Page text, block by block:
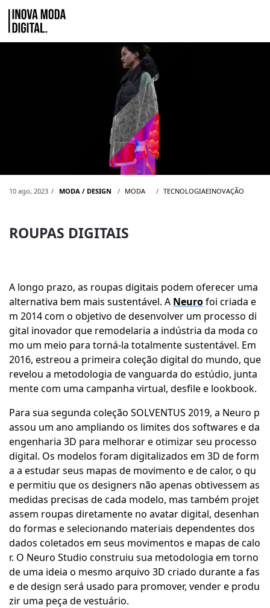
Pular para o Conteúdo principal
ROUPAS DIGITAIS
10 ago, 2023 MODA / DESIGN MODA TECNOLOGIAEINOVAÇÃO
ROUPAS DIGITAIS
A longo prazo, as roupas digitais podem oferecer uma
alternativa bem mais sustentável. A Neurofoi criada e
m 2014 com o objetivo de desenvolver um processo di
gital inovador que remodelaria a indústria da moda co
mo um meio para torná-la totalmente sustentável. Em
2016, estreou a primeira coleção digital do mundo, que
revelou a metodologia de vanguarda do estúdio, junta
mente com uma campanha virtual, desfile e lookbook.
Para sua segunda coleção SOLVENTUS 2019, a Neuro p
assou um ano ampliando os limites dos softwares e da
engenharia 3D para melhorar e otimizar seu processo
digital. Os modelos foram digitalizados em 3D de form
a a estudar seus mapas de movimento e de calor, o qu
e permitiu que os designers não apenas obtivessem as
medidas precisas de cada modelo, mas também projet
assem roupas diretamente no avatar digital, desenhan
do formas e selecionando materiais dependentes dos
dados coletados em seus movimentos e mapas de calo
r. O Neuro Studio construiu sua metodologia em torno
de uma ideia o mesmo arquivo 3D criado durante a fas
e de design será usado para promover, vender e produ
zir uma peça de vestuário.